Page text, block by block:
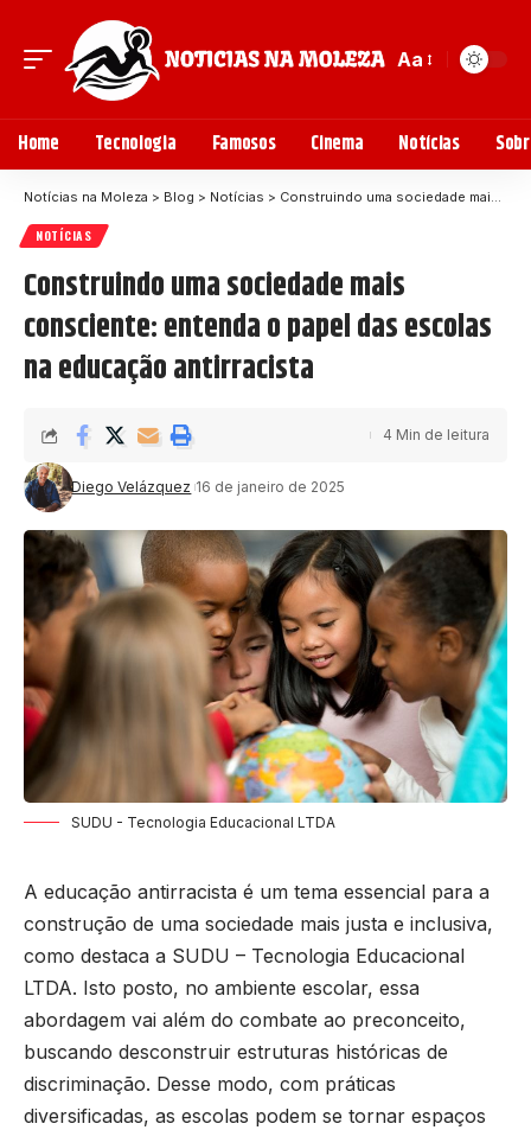
Aa
Home Tecnologia Famosos Cinema Notícias
Notícias na Moleza > Blog > Notícias > Construindo uma sociedade mais consciente: entenda o papel das escolas na educação antirracista
NOTÍCIAS
Construindo uma sociedade mais
consciente: entenda o papel das escolas
na educação antirracista
Diego Velázquez 16 de janeiro de 2025
4 Min de leitura
SUDU - Tecnologia Educacional LTDA
A educação antirracista é um tema essencial para a
construção de uma sociedade mais justa e inclusiva,
como destaca a SUDU – Tecnologia Educacional
LTDA. Isto posto, no ambiente escolar, essa
abordagem vai além do combate ao preconceito,
buscando desconstruir estruturas históricas de
discriminação. Desse modo, com práticas
diversificadas, as escolas podem se tornar espaços